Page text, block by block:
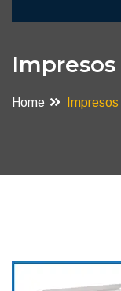
Impresos
Home Impresos